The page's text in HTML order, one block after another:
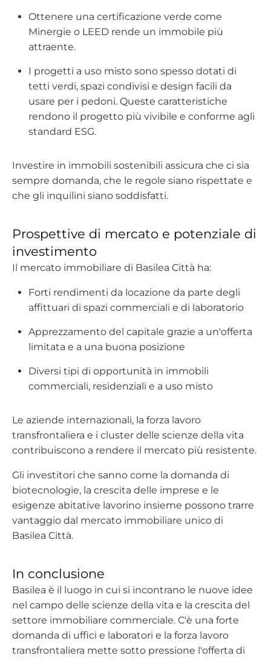
Ottenere una certificazione verde come
Minergie o LEED rende un immobile più
attraente.
I progetti a uso misto sono spesso dotati di
tetti verdi, spazi condivisi e design facili da
usare per i pedoni. Queste caratteristiche
rendono il progetto più vivibile e conforme agli
standard ESG.
Investire in immobili sostenibili assicura che ci sia
sempre domanda, che le regole siano rispettate e
che gli inquilini siano soddisfatti.
Prospettive di mercato e potenziale di
investimento
Il mercato immobiliare di Basilea Città ha:
Forti rendimenti da locazione da parte degli
affittuari di spazi commerciali e di laboratorio
Apprezzamento del capitale grazie a un'offerta
limitata e a una buona posizione
Diversi tipi di opportunità in immobili
commerciali, residenziali e a uso misto
Le aziende internazionali, la forza lavoro
transfrontaliera e i cluster delle scienze della vita
contribuiscono a rendere il mercato più resistente.
Gli investitori che sanno come la domanda di
biotecnologie, la crescita delle imprese e le
esigenze abitative lavorino insieme possono trarre
vantaggio dal mercato immobiliare unico di
Basilea Città.
In conclusione
Basilea è il luogo in cui si incontrano le nuove idee
nel campo delle scienze della vita e la crescita del
settore immobiliare commerciale. C'è una forte
domanda di uffici e laboratori e la forza lavoro
transfrontaliera mette sotto pressione l'offerta di